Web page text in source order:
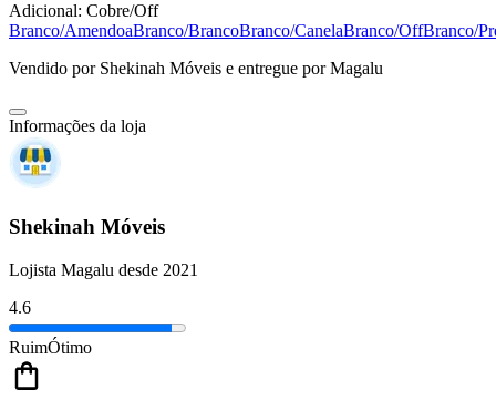
Adicional: Cobre/Off
Branco/AmendoaBranco/BrancoBranco/CanelaBranco/OffBranco/
Vendido por Shekinah Móveis e entregue por Magalu
Informações da loja
Shekinah Móveis
Lojista Magalu desde 2021
4.6
RuimÓtimo